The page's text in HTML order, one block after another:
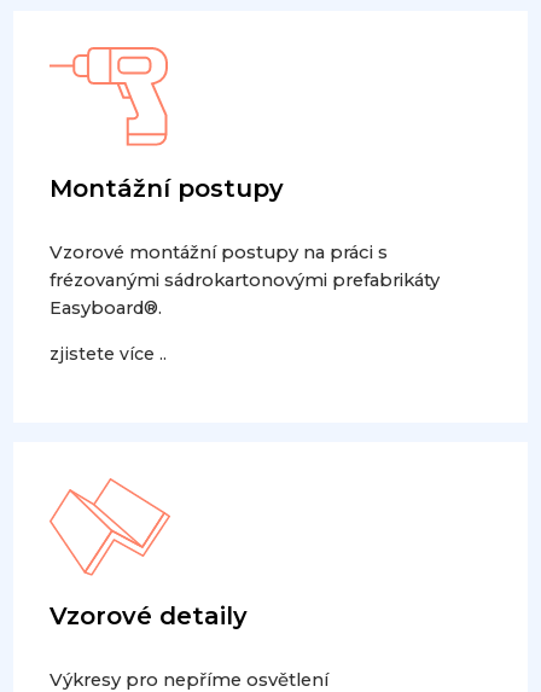
Montážní postupy
Vzorové montážní postupy na práci s
frézovanými sádrokartonovými prefabrikáty
Easyboard®.
zjistete více ..
Vzorové detaily
Výkresy pro nepříme osvětlení